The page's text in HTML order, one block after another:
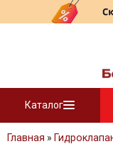
Каталог
Главная »